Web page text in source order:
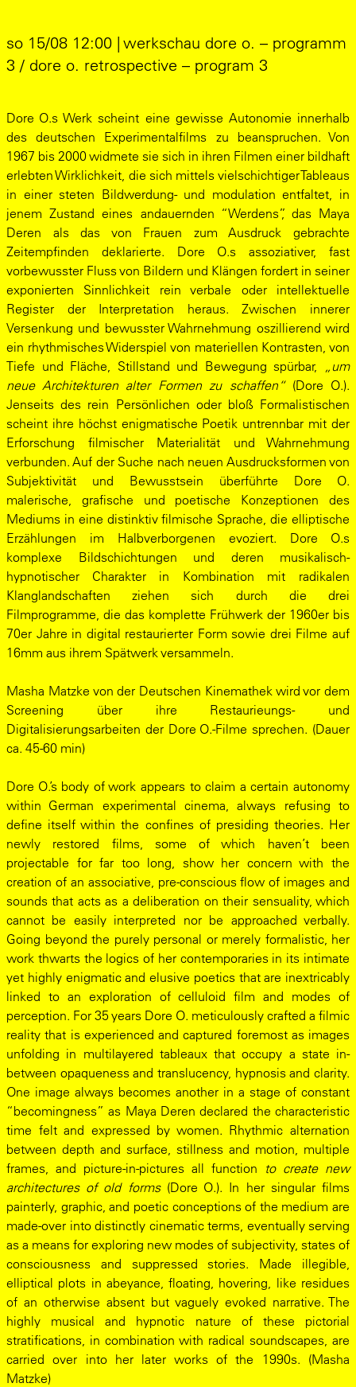
so 15/08 12:00 | werkschau dore o. – programm
3 / dore o. retrospective – program 3
Dore O.s Werk scheint eine gewisse Autonomie innerhalb
des deutschen Experimentalfilms zu beanspruchen. Von
1967 bis 2000 widmete sie sich in ihren Filmen einer bildhaft
erlebten Wirklichkeit, die sich mittels vielschichtiger Tableaus
in einer steten Bildwerdung- und modulation entfaltet, in
jenem Zustand eines andauernden “Werdens”, das Maya
Deren als das von Frauen zum Ausdruck gebrachte
Zeitempfinden deklarierte. Dore O.s assoziativer, fast
vorbewusster Fluss von Bildern und Klängen fordert in seiner
exponierten Sinnlichkeit rein verbale oder intellektuelle
Register der Interpretation heraus. Zwischen innerer
Versenkung und bewusster Wahrnehmung oszillierend wird
ein rhythmisches Widerspiel von materiellen Kontrasten, von
Tiefe und Fläche, Stillstand und Bewegung spürbar, „um
neue Architekturen alter Formen zu schaffen“(Dore O.).
Jenseits des rein Persönlichen oder bloß Formalistischen
scheint ihre höchst enigmatische Poetik untrennbar mit der
Erforschung filmischer Materialität und Wahrnehmung
verbunden. Auf der Suche nach neuen Ausdrucksformen von
Subjektivität und Bewusstsein überführte Dore O.
malerische, grafische und poetische Konzeptionen des
Mediums in eine distinktiv filmische Sprache, die elliptische
Erzählungen im Halbverborgenen evoziert. Dore O.s
komplexe Bildschichtungen und deren musikalisch-
hypnotischer Charakter in Kombination mit radikalen
Klanglandschaften ziehen sich durch die drei
Filmprogramme, die das komplette Frühwerk der 1960er bis
70er Jahre in digital restaurierter Form sowie drei Filme auf
16mm aus ihrem Spätwerk versammeln.
Masha Matzke von der Deutschen Kinemathek wird vor dem
Screening über ihre Restaurieungs- und
Digitalisierungsarbeiten der Dore O.-Filme sprechen. (Dauer
ca. 45-60 min)
Dore O.’s body of work appears to claim a certain autonomy
within German experimental cinema, always refusing to
define itself within the confines of presiding theories. Her
newly restored films, some of which haven’t been
projectable for far too long, show her concern with the
creation of an associative, pre-conscious flow of images and
sounds that acts as a deliberation on their sensuality, which
cannot be easily interpreted nor be approached verbally.
Going beyond the purely personal or merely formalistic, her
work thwarts the logics of her contemporaries in its intimate
yet highly enigmatic and elusive poetics that are inextricably
linked to an exploration of celluloid film and modes of
perception. For 35 years Dore O. meticulously crafted a filmic
reality that is experienced and captured foremost as images
unfolding in multilayered tableaux that occupy a state in-
between opaqueness and translucency, hypnosis and clarity.
One image always becomes another in a stage of constant
“becomingness” as Maya Deren declared the characteristic
time felt and expressed by women. Rhythmic alternation
between depth and surface, stillness and motion, multiple
frames, and picture-in-pictures all function to create new
architectures of old forms(Dore O.). In her singular films
painterly, graphic, and poetic conceptions of the medium are
made-over into distinctly cinematic terms, eventually serving
as a means for exploring new modes of subjectivity, states of
consciousness and suppressed stories. Made illegible,
elliptical plots in abeyance, floating, hovering, like residues
of an otherwise absent but vaguely evoked narrative. The
highly musical and hypnotic nature of these pictorial
stratifications, in combination with radical soundscapes, are
carried over into her later works of the 1990s. (Masha
Matzke)